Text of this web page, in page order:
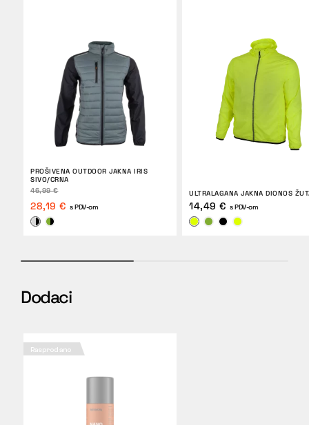
PROŠIVENA OUTDOOR JAKNA IRIS
SIVO/CRNA
46,99 €
28,19 € s PDV-om
ULTRALAGANA JAKNA DIONOS
14,49 € s PDV-om
Dodaci
Rasprodano